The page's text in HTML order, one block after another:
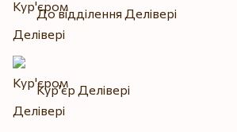
До відділення Делівері
Кур'єр Делівері